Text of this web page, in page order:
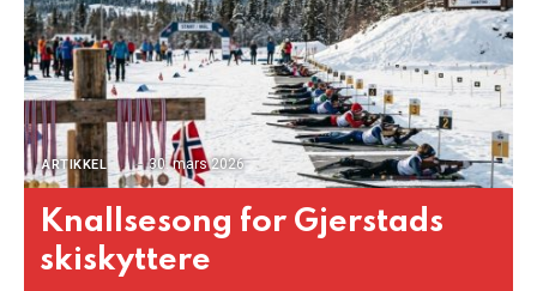
ARTIKKEL 30. mars 2026
Knallsesong for Gjerstads
skiskyttere